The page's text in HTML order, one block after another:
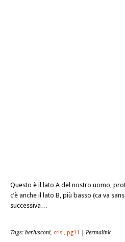
Questo è il lato A del nostro uomo,
c’è anche il lato B, più basso (ca va
successiva…
Tags: berlusconi, crisi pg11 | Permalink